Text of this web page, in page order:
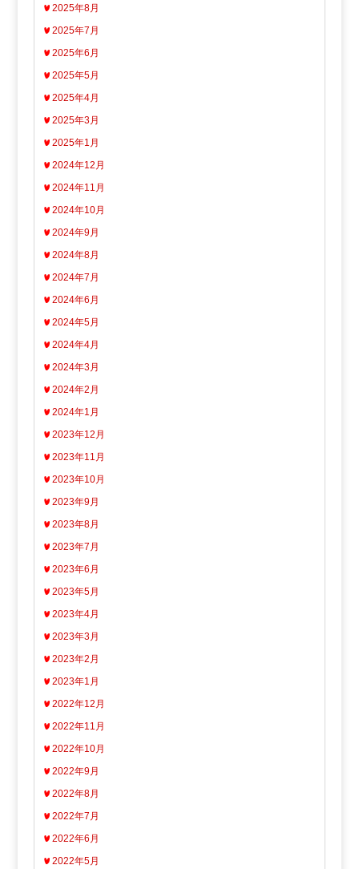
2025年8月
2025年7月
2025年6月
2025年5月
2025年4月
2025年3月
2025年1月
2024年12月
2024年11月
2024年10月
2024年9月
2024年8月
2024年7月
2024年6月
2024年5月
2024年4月
2024年3月
2024年2月
2024年1月
2023年12月
2023年11月
2023年10月
2023年9月
2023年8月
2023年7月
2023年6月
2023年5月
2023年4月
2023年3月
2023年2月
2023年1月
2022年12月
2022年11月
2022年10月
2022年9月
2022年8月
2022年7月
2022年6月
2022年5月